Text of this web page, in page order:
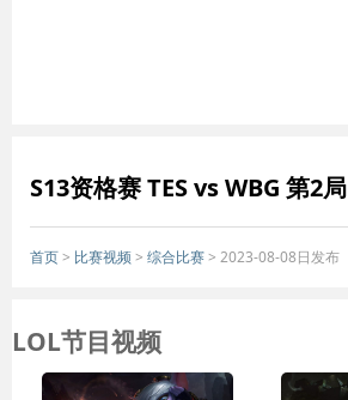
S13资格赛 TES vs WBG 第2局
首页> 比赛视频> 综合比赛> 2023-08-08日发布
LOL节目视频